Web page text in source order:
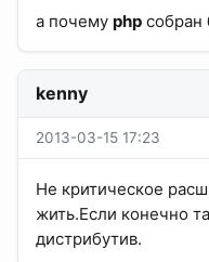
а почему php собран
kenny
2013-03-15 17:23
Не критическое
жить.Если конечно
дистрибутив.